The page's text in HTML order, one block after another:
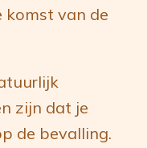
komst van de
zijn dat je
de bevalling.